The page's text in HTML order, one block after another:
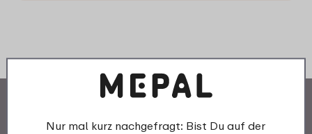
Nur mal kurz nachgefragt: Bist Du auf der